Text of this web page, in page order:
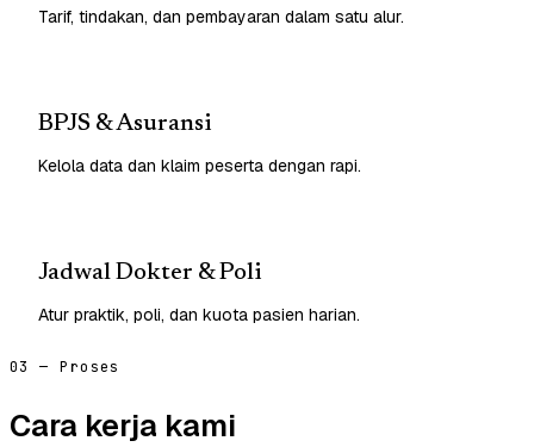
Tarif, tindakan, dan pembayaran dalam satu alur.
BPJS & Asuransi
Kelola data dan klaim peserta dengan rapi.
Jadwal Dokter & Poli
Atur praktik, poli, dan kuota pasien harian.
03 — Proses
Cara kerja kami